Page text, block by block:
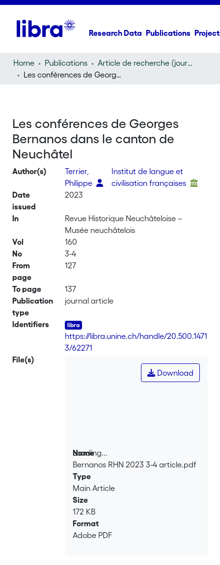
Research Data Publications
Home Publications
Article de recherche (journal article)
Les conférences de Georges Bernanos dans le canton de Neuchâtel
Les conférences de Georges
Bernanos dans le canton de
Neuchâtel
Author(s)
Terrier,
Philippe
Institut de langue et
civilisation françaises
Date
issued
2023
In
Revue Historique Neuchâteloise –
Musée neuchâtelois
Vol
160
No
3-4
From
page
127
To page
137
Publication
type
journal article
Identifiers
https://libra.unine.ch/handle/20.500.1471
3/62271
File(s)
Loading...
Loading...
Download
Name
Bernanos RHN 2023 3-4 article.pdf
Type
Main Article
Size
172 KB
Format
Adobe PDF